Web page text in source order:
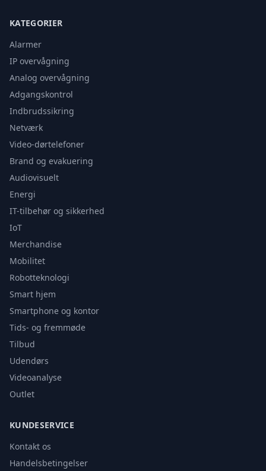
KATEGORIER
Alarmer
IP overvågning
Analog overvågning
Adgangskontrol
Indbrudssikring
Netværk
Video-dørtelefoner
Brand og evakuering
Audiovisuelt
Energi
IT-tilbehør og sikkerhed
IoT
Merchandise
Mobilitet
Robotteknologi
Smart hjem
Smartphone og kontor
Tids- og fremmøde
Tilbud
Udendørs
Videoanalyse
Outlet
KUNDESERVICE
Kontakt os
Handelsbetingelser